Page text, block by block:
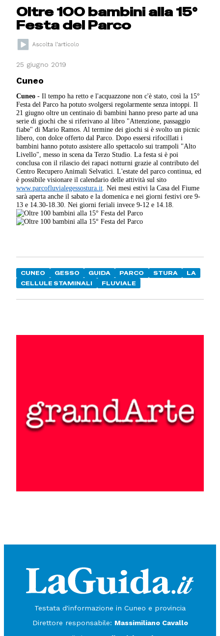
Oltre 100 bambini alla 15°
Festa del Parco
25 giugno 2019
Cuneo
Cuneo - Il tempo ha retto e l'acquazzone non c'è stato, così la 15°
Festa del Parco ha potuto svolgersi regolarmente senza intoppi. Il
21 giugno oltre un centinaio di bambini hanno preso parte ad una
serie di giochi che si riferivano al libro "Attenzione, passaggio
fiabe" di Mario Ramos. Al termine dei giochi si è svolto un picnic
libero, con dolce offerto dal Parco. Dopo essersi rifocillati i
bambini hanno potuto assistere allo spettacolo sui trampoli "Alto
Livello", messo in scena da Terzo Studio. La festa si è poi
conclusa con il rilascio dei rapaci notturni grazie al contributo del
Centro Recupero Animali Selvatici. L'estate del parco continua, ed
è possibile visionare il calendario delle attività sul sito
www.parcofluvialegessostura.it. Nei mesi estivi la Casa del Fiume
sarà aperta anche il sabato e la domenica e nei giorni festivi ore 9-
13 e 14.30-18.30. Nei giorni feriali invece 9-12 e 14.18.
CUNEO GESSO GUIDA PARCO STURA
LA
CELLULE STAMINALI
FLUVIALE
Testata d'informazione in Cuneo e provincia
Direttore responsabile: Massimiliano Cavallo